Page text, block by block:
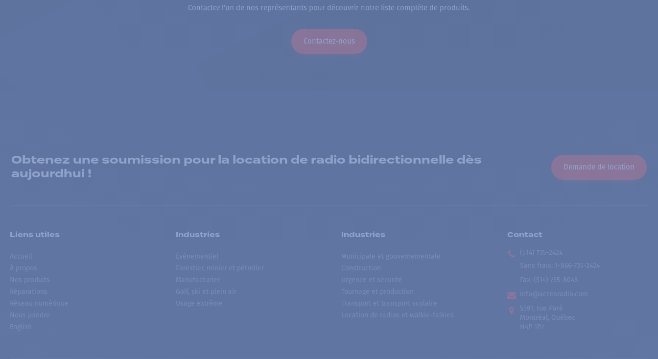
Contactez l’un de nos représentants pour découvrir notre liste complète de produits.
Contactez-nous
Obtenez une soumission pour la location de radio bidirectionnelle dès
aujourdhui !
Demande de location
Liens utiles
Accueil
À propos
Nos produits
Réparations
Réseau numérique
Nous joindre
English
Industries
Événementiel
Forestier, minier et pétrolier
Manufacturier
Golf, ski et plein air
Usage extrême
Industries
Municipale et gouvernementale
Construction
Urgence et sécurité
Tournage et production
Transport et transport scolaire
Location de radios et walkie-talkies
Contact
(514) 735-2424
Sans frais
1-866-735-2424
Fax: (514) 735-8046
info@accesradio.com
5591, rue Paré
Montréal, Québec
H4P 1P7